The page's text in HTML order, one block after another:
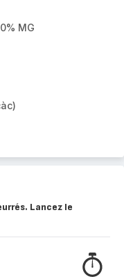
MG
Lancez le